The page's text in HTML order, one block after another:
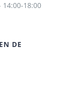
14:00-18:00
DE